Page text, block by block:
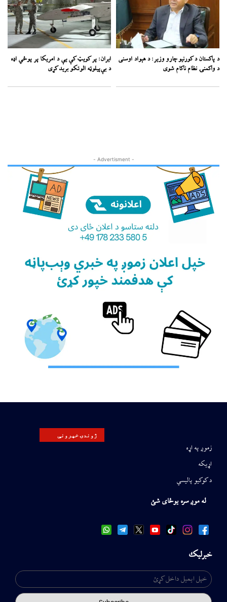
د پاکستان د کورنیو چارو وزیر: د هېواد اوسنی
د واکمنۍ نظام ناکام شوی
ایران: پر کویټ کې یې د امریکا پر پوځي اډه
د بې‌پیلوټه الوتکو برید کړی
- Advertisment -
ژوندۍ خپرونې
زموږ په اړه
اړیکه
د کوکیو پالیسي
له موږ سره یوځای شئ
خبرلیک